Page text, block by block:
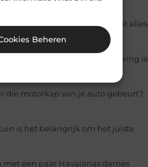
Beheren
moderne zakenwereld draait alles
In de wereld van metaalbewerking is
proces...
die motorkap van je auto gebeurt?
is het belangrijk om het juiste
een paar Havaianas dames